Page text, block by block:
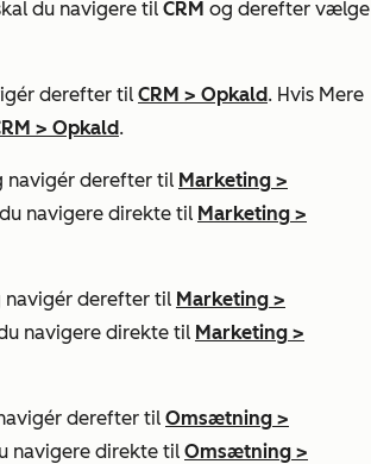
du navigere til CRM og derefter vælge
derefter til CRM > Opkald. Hvis Mere
> Opkald.
navigér derefter til Marketing >
navigere direkte til Marketing >
navigér derefter til Marketing >
navigere direkte til Marketing >
derefter til Omsætning >
navigere direkte til Omsætning >